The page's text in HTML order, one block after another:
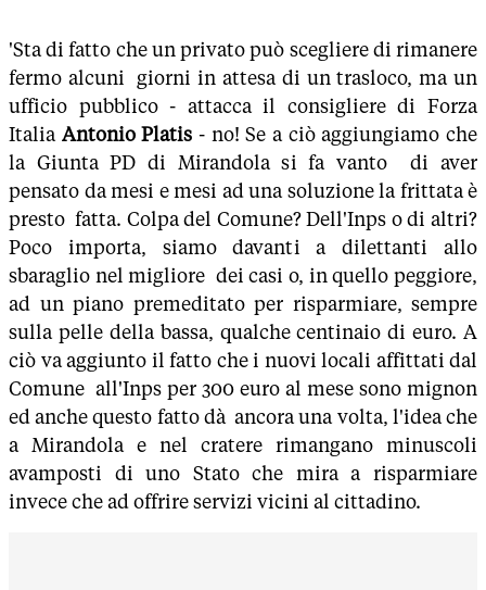
'Sta di fatto che un privato può scegliere di rimanere
fermo alcuni giorni in attesa di un trasloco, ma un
ufficio pubblico - attacca il consigliere di Forza
Italia Antonio Platis - no! Se a ciò aggiungiamo che
la Giunta PD di Mirandola si fa vanto di aver
pensato da mesi e mesi ad una soluzione la frittata è
presto fatta. Colpa del Comune? Dell'Inps o di altri?
Poco importa, siamo davanti a dilettanti allo
sbaraglio nel migliore dei casi o, in quello peggiore,
ad un piano premeditato per risparmiare, sempre
sulla pelle della bassa, qualche centinaio di euro. A
ciò va aggiunto il fatto che i nuovi locali affittati dal
Comune all'Inps per 300 euro al mese sono mignon
ed anche questo fatto dà ancora una volta, l'idea che
a Mirandola e nel cratere rimangano minuscoli
avamposti di uno Stato che mira a risparmiare
invece che ad offrire servizi vicini al cittadino.